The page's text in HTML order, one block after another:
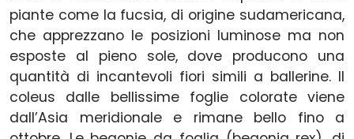
piante come la fucsia, di origine sudamericana,
che apprezzano le posizioni luminose ma non
esposte al pieno sole, dove producono una
quantità di incantevoli fiori simili a ballerine. Il
coleus dalle bellissime foglie colorate viene
dall’Asia meridionale e rimane bello fino a